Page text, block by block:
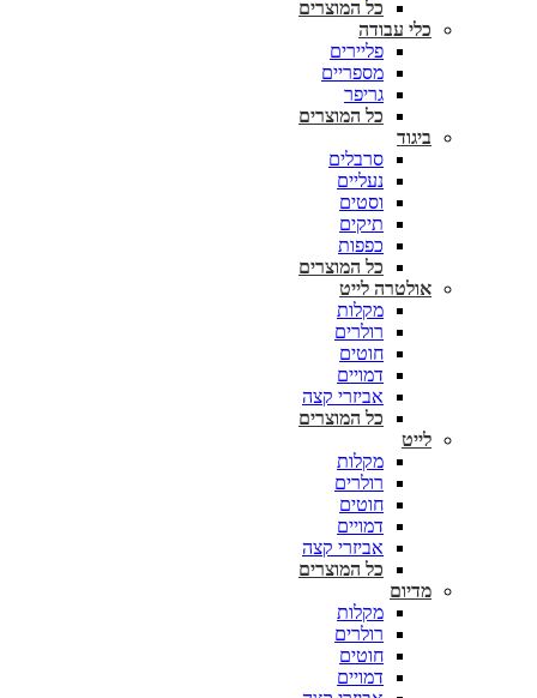
כל המוצרים
כלי עבודה
פליירים
מספריים
גריפר
כל המוצרים
ביגוד
סרבלים
נעליים
וסטים
תיקים
כפפות
כל המוצרים
אולטרה לייט
מקלות
רולרים
חוטים
דמויים
אביזרי קצה
כל המוצרים
לייט
מקלות
רולרים
חוטים
דמויים
אביזרי קצה
כל המוצרים
מדיום
מקלות
רולרים
חוטים
דמויים